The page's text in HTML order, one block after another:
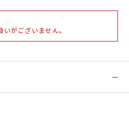
がございません。